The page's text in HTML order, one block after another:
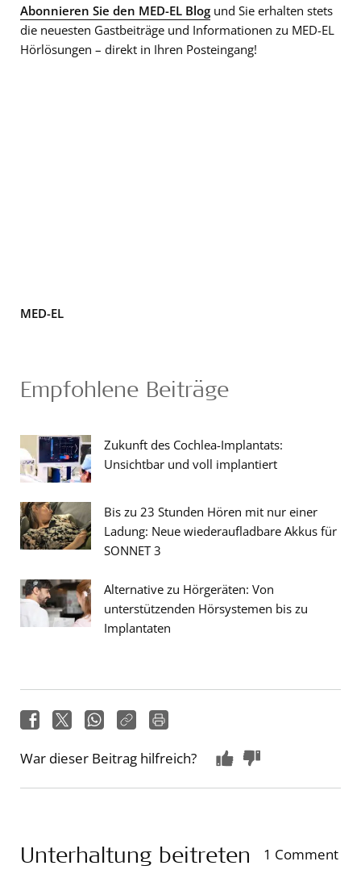
Abonnieren Sie den MED-EL Blog und Sie erhalten stets
die neuesten Gastbeiträge und Informationen zu MED-EL
Hörlösungen – direkt in Ihren Posteingang!
MED-EL
Empfohlene Beiträge
Zukunft des Cochlea-Implantats:
Unsichtbar und voll implantiert
Bis zu 23 Stunden Hören mit nur einer
Ladung: Neue wiederaufladbare Akkus für
SONNET 3
Alternative zu Hörgeräten: Von
unterstützenden Hörsystemen bis zu
Implantaten
War dieser Beitrag hilfreich?
Unterhaltung beitreten 1 Comment